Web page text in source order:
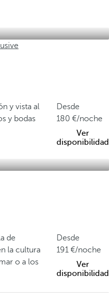
y vista al
y bodas
Desde
180
/noche
Ver
disponibilidad
de
la cultura
o a los
Desde
191
/noche
Ver
disponibilidad